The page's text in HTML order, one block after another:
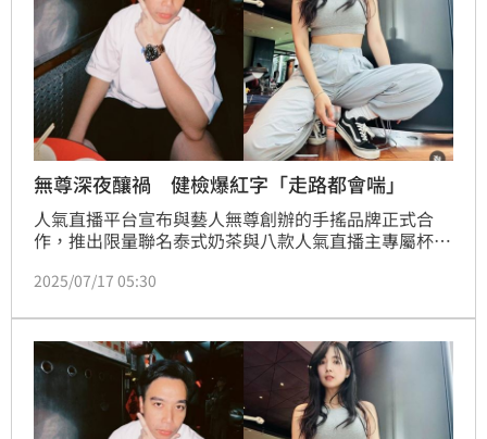
無尊深夜釀禍 健檢爆紅字「走路都會喘」
人氣直播平台宣布與藝人無尊創辦的手搖品牌正式合
作，推出限量聯名泰式奶茶與八款人氣直播主專屬杯
日，無尊將親臨門市，與直播主一起現場沖泡，展開史
喘」，去年也健檢有紅字。
2025/07/17 05:30